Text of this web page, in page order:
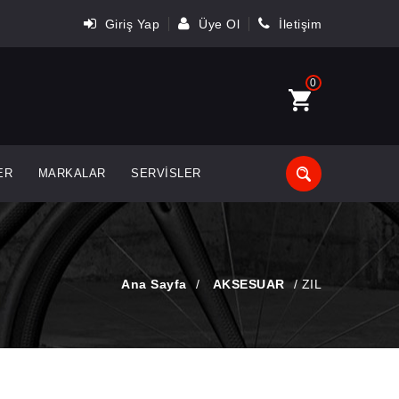
Giriş Yap Üye Ol İletişim
0
MARKALAR SERVISLER
Ana Sayfa / AKSESUAR / ZIL